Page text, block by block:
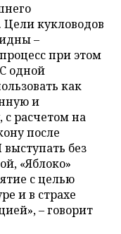
кукловодов
–
при этом
одной
как
и
с расчетом на
после
без
«Яблоко»
с целью
и в страхе
– говорит